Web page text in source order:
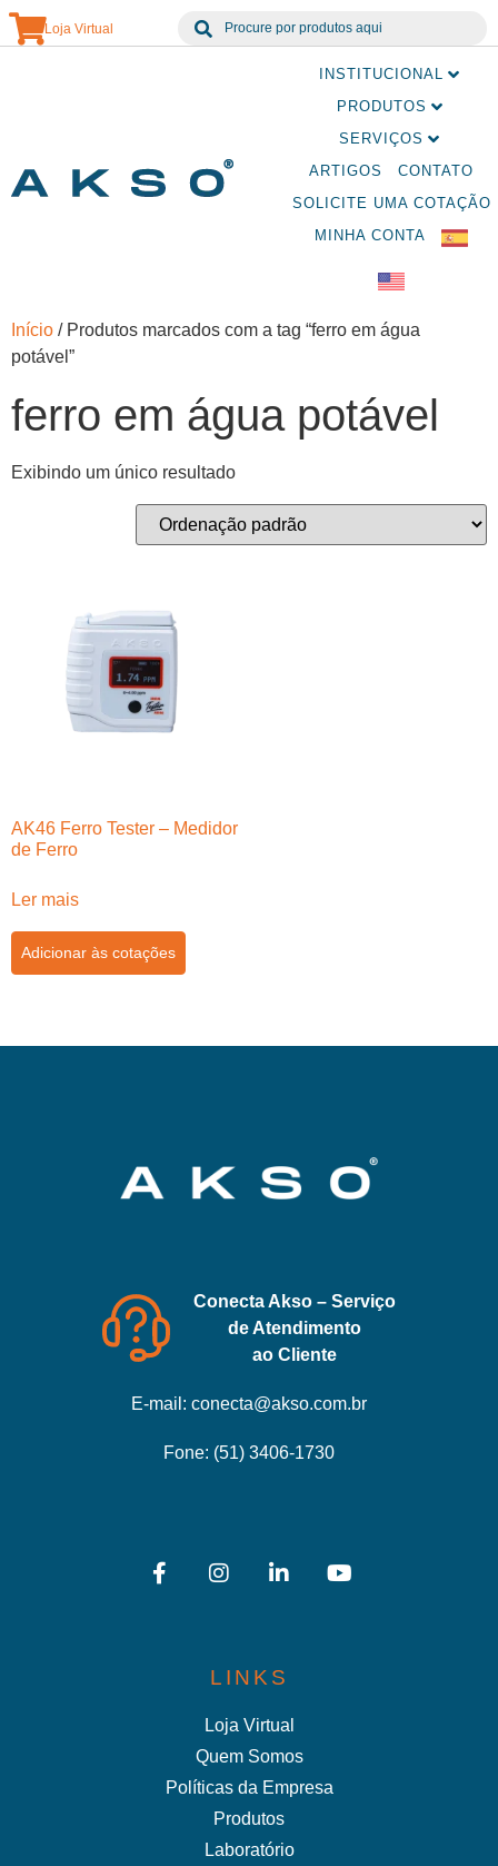
Loja Virtual
INSTITUCIONAL
PRODUTOS
SERVIÇOS
ARTIGOS
CONTATO
SOLICITE UMA COTAÇÃO
MINHA CONTA
Início / Produtos marcados com a tag “ferro em água
potável”
ferro em água potável
Exibindo um único resultado
AK46 Ferro Tester – Medidor
de Ferro
Ler mais
Adicionar às cotações
Conecta Akso – Serviço
de Atendimento
ao Cliente
E-mail: conecta@akso.com.br
Fone: (51) 3406-1730
LINKS
Loja Virtual
Quem Somos
Políticas da Empresa
Produtos
Laboratório